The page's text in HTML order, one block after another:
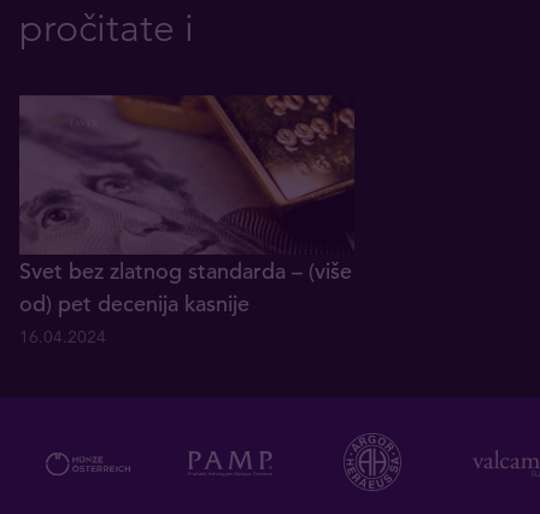
pročitate i
Svet bez zlatnog standarda – (više
od) pet decenija kasnije
16.04.2024